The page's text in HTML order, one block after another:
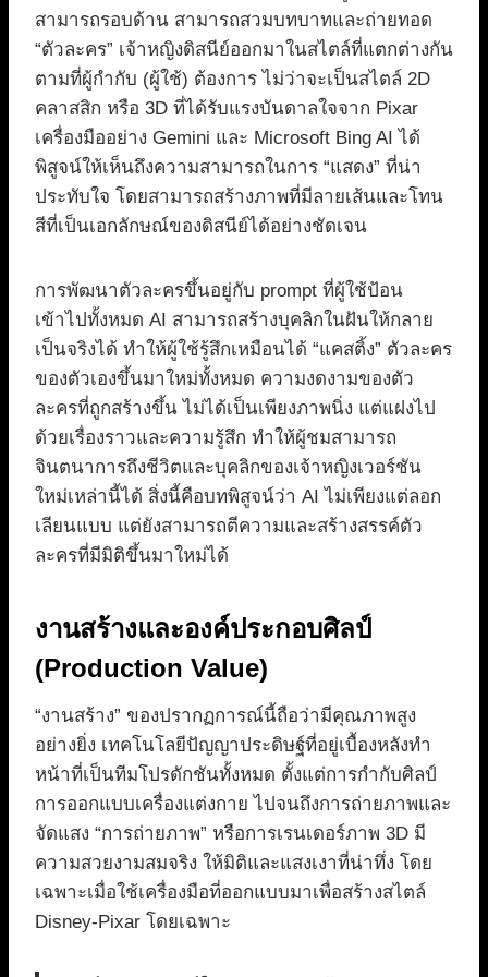
สามารถรอบด้าน สามารถสวมบทบาทและถ่ายทอด
“ตัวละคร” เจ้าหญิงดิสนีย์ออกมาในสไตล์ที่แตกต่างกัน
ตามที่ผู้กำกับ (ผู้ใช้) ต้องการ ไม่ว่าจะเป็นสไตล์ 2D
คลาสสิก หรือ 3D ที่ได้รับแรงบันดาลใจจาก Pixar
เครื่องมืออย่าง Gemini และ Microsoft Bing AI ได้
พิสูจน์ให้เห็นถึงความสามารถในการ “แสดง” ที่น่า
ประทับใจ โดยสามารถสร้างภาพที่มีลายเส้นและโทน
สีที่เป็นเอกลักษณ์ของดิสนีย์ได้อย่างชัดเจน
การพัฒนาตัวละครขึ้นอยู่กับ prompt ที่ผู้ใช้ป้อน
เข้าไปทั้งหมด AI สามารถสร้างบุคลิกในฝันให้กลาย
เป็นจริงได้ ทำให้ผู้ใช้รู้สึกเหมือนได้ “แคสติ้ง” ตัวละคร
ของตัวเองขึ้นมาใหม่ทั้งหมด ความงดงามของตัว
ละครที่ถูกสร้างขึ้น ไม่ได้เป็นเพียงภาพนิ่ง แต่แฝงไป
ด้วยเรื่องราวและความรู้สึก ทำให้ผู้ชมสามารถ
จินตนาการถึงชีวิตและบุคลิกของเจ้าหญิงเวอร์ชัน
ใหม่เหล่านี้ได้ สิ่งนี้คือบทพิสูจน์ว่า AI ไม่เพียงแต่ลอก
เลียนแบบ แต่ยังสามารถตีความและสร้างสรรค์ตัว
ละครที่มีมิติขึ้นมาใหม่ได้
งานสร้างและองค์ประกอบศิลป์
(Production Value)
“งานสร้าง” ของปรากฏการณ์นี้ถือว่ามีคุณภาพสูง
อย่างยิ่ง เทคโนโลยีปัญญาประดิษฐ์ที่อยู่เบื้องหลังทำ
หน้าที่เป็นทีมโปรดักชันทั้งหมด ตั้งแต่การกำกับศิลป์
การออกแบบเครื่องแต่งกาย ไปจนถึงการถ่ายภาพและ
จัดแสง “การถ่ายภาพ” หรือการเรนเดอร์ภาพ 3D มี
ความสวยงามสมจริง ให้มิติและแสงเงาที่น่าทึ่ง โดย
เฉพาะเมื่อใช้เครื่องมือที่ออกแบบมาเพื่อสร้างสไตล์
Disney-Pixar โดยเฉพาะ